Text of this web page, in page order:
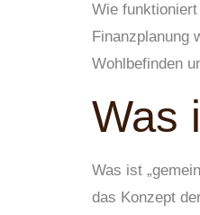
Wie
Finanzplanung
Wohlbefinden
Was
Was ist
das Konzept